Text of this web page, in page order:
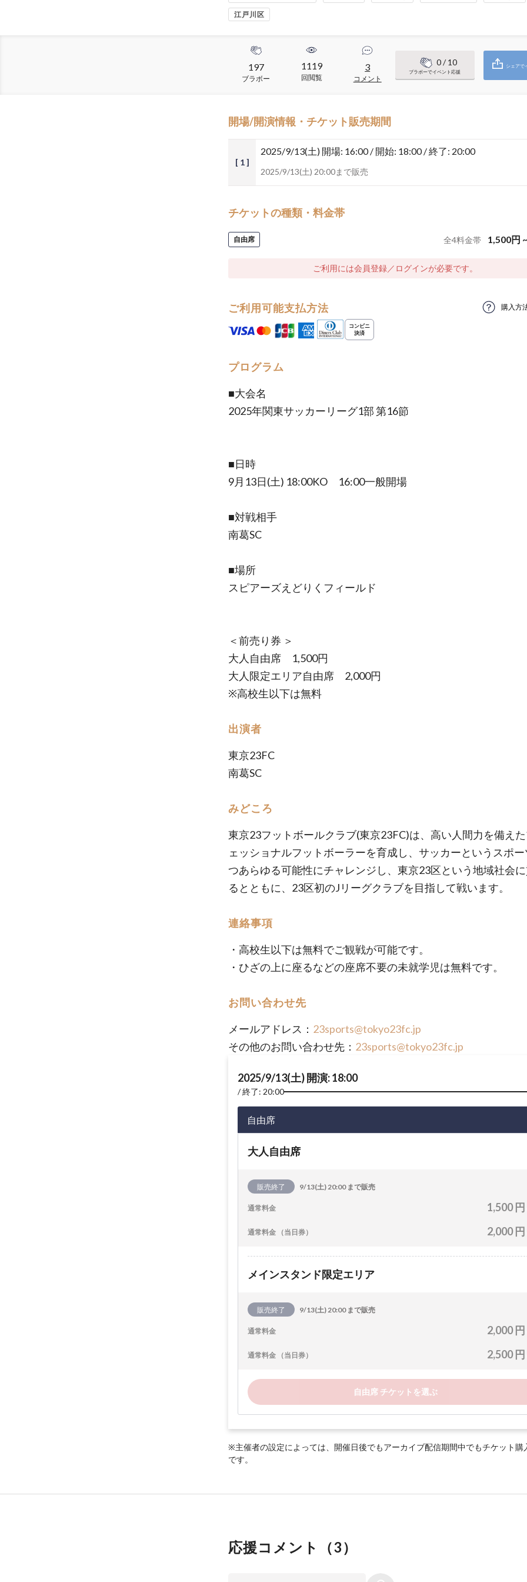
江戸川区
197
ブラボー
1119
回閲覧
3
コメント
0/ 10
ブラボーでイベント応援
シェアで
開場/開演情報・チケット販売期間
[ 1 ]
2025/9/13(土) 開場: 16:00 / 開始: 18:00 / 終了: 20:00
2025/9/13(土) 20:00まで販売
チケットの種類・料金帯
自由席 全4料金帯 1,500円 ~
ご利用には会員登録／ログインが必要です。
ご利用可能支払方法 購入方
プログラム
■大会名
2025年関東サッカーリーグ1部 第16節
■日時
9月13日(土) 18:00KO 16:00一般開場
■対戦相手
南葛SC
■場所
スピアーズえどりくフィールド
＜前売り券 ＞
大人自由席 1,500円
大人限定エリア自由席 2,000円
※高校生以下は無料
出演者
東京23FC
南葛SC
みどころ
東京23フットボールクラブ(東京23FC)は、高い人間力を備え
ェッショナルフットボーラーを育成し、サッカーというスポ
つあらゆる可能性にチャレンジし、東京23区という地域社会
るとともに、23区初のJリーグクラブを目指して戦います。
連絡事項
・高校生以下は無料でご観戦が可能です。
・ひざの上に座るなどの座席不要の未就学児は無料です。
お問い合わせ先
メールアドレス： 23sports@tokyo23fc.jp
その他のお問い合わせ先： 23sports@tokyo23fc.jp
2025/9/13(土) 開演: 18:00
終了: 20:00
自由席
大人自由席
販売終了 9/13(土) 20:00 まで販売
通常料金 1,500 円
通常料金 （当日券） 2,000 円
メインスタンド限定エリア
販売終了 9/13(土) 20:00 まで販売
通常料金 2,000 円
通常料金 （当日券） 2,500 円
自由席 チケットを選ぶ
※主催者の設定によっては、開催日後でもアーカイブ配信期間中でもチケット購
です。
応援コメント（3）